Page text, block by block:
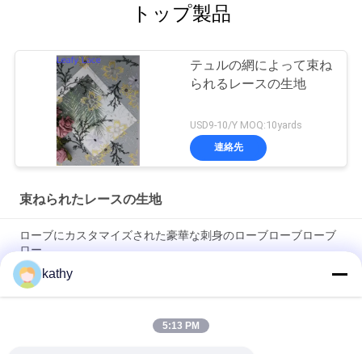
トップ製品
テュルの網によって束ね
られるレースの生地
USD9-10/Y MOQ:10yards
連絡先
束ねられたレースの生地
ローブにカスタマイズされた豪華な刺身のローブローブローブ
ロー
Cord Lace Fabric High Luxary Hollow-up for Elegant Bridal
Wedding Party Women's Dress
ロープドレス ロープドレス ロープドレス ロープドレス ロープ
kathy
5:13 PM